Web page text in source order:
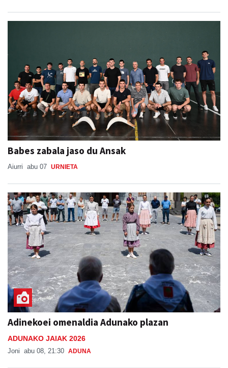
Babes zabala jaso du Ansak
Aiurri abu 07 URNIETA
Adinekoei omenaldia Adunako plazan
ADUNAKO JAIAK 2026
Joni abu 08, 21:30 ADUNA